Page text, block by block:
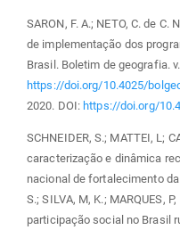
SARON, F. A.; NETO, C. de C.
de implementação dos
Brasil. Boletim de geografia.
https://doi.org/10.4025/
2020. DOI: https://doi.org/
SCHNEIDER, S.; MATTEI, L;
caracterização e dinâmica
nacional de fortalecimento
S.; SILVA, M, K.; MARQUES,
participação social no Brasil